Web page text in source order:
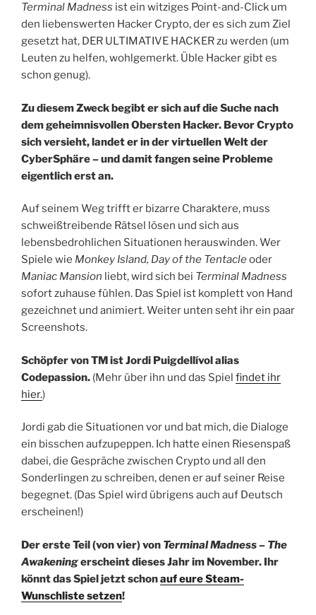
Terminal Madness ist ein witziges Point-and-Click um
den liebenswerten Hacker Crypto, der es sich zum Ziel
gesetzt hat, DER ULTIMATIVE HACKER zu werden (um
Leuten zu helfen, wohlgemerkt. Üble Hacker gibt es
schon genug).
Zu diesem Zweck begibt er sich auf die Suche nach
dem geheimnisvollen Obersten Hacker. Bevor Crypto
sich versieht, landet er in der virtuellen Welt der
CyberSphäre – und damit fangen seine Probleme
eigentlich erst an.
Auf seinem Weg trifft er bizarre Charaktere, muss
schweißtreibende Rätsel lösen und sich aus
lebensbedrohlichen Situationen herauswinden. Wer
Spiele wie Monkey Island, Day of the Tentacleoder
Maniac Mansion liebt, wird sich bei Terminal Madness
sofort zuhause fühlen. Das Spiel ist komplett von Hand
gezeichnet und animiert. Weiter unten seht ihr ein paar
Screenshots.
Schöpfer von TM ist Jordi Puigdellívol alias
Codepassion. (Mehr über ihn und das Spiel findet ihr
hier.)
Jordi gab die Situationen vor und bat mich, die Dialoge
ein bisschen aufzupeppen. Ich hatte einen Riesenspaß
dabei, die Gespräche zwischen Crypto und all den
Sonderlingen zu schreiben, denen er auf seiner Reise
begegnet. (Das Spiel wird übrigens auch auf Deutsch
erscheinen!)
Der erste Teil (von vier) von Terminal Madness – The
Awakeningerscheint dieses Jahr im November. Ihr
könnt das Spiel jetzt schonauf eure Steam-
Wunschliste setzen!